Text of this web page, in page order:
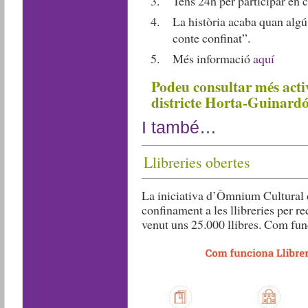
La història acaba quan
conte confinat”.
Més informacióaquí
Podeu consultar més
districte Horta-
I també…
Llibreries obertes
La iniciativa d’Òmnium Cultural
confinament a les llibreries per
venut uns 25.000 llibres. Com